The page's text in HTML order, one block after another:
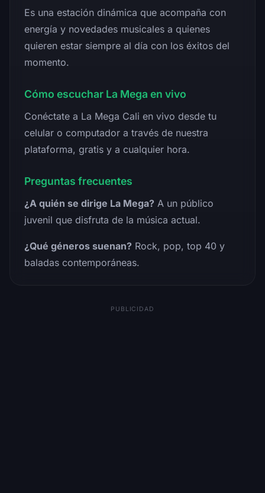
Es una estación dinámica que acompaña con
energía y novedades musicales a quienes
quieren estar siempre al día con los éxitos del
momento.
Cómo escuchar La Mega en vivo
Conéctate a La Mega Cali en vivo desde tu
celular o computador a través de nuestra
plataforma, gratis y a cualquier hora.
Preguntas frecuentes
¿A quién se dirige La Mega? A un público
juvenil que disfruta de la música actual.
¿Qué géneros suenan? Rock, pop, top 40 y
baladas contemporáneas.
PUBLICIDAD